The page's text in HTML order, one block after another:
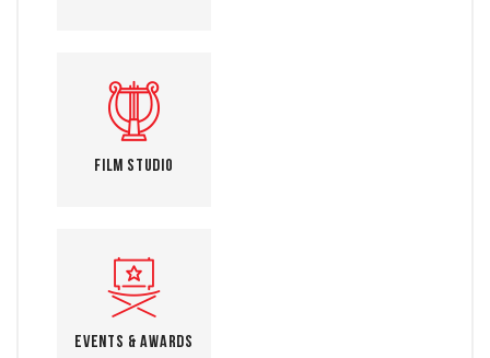
Film Studio
Events & Awards